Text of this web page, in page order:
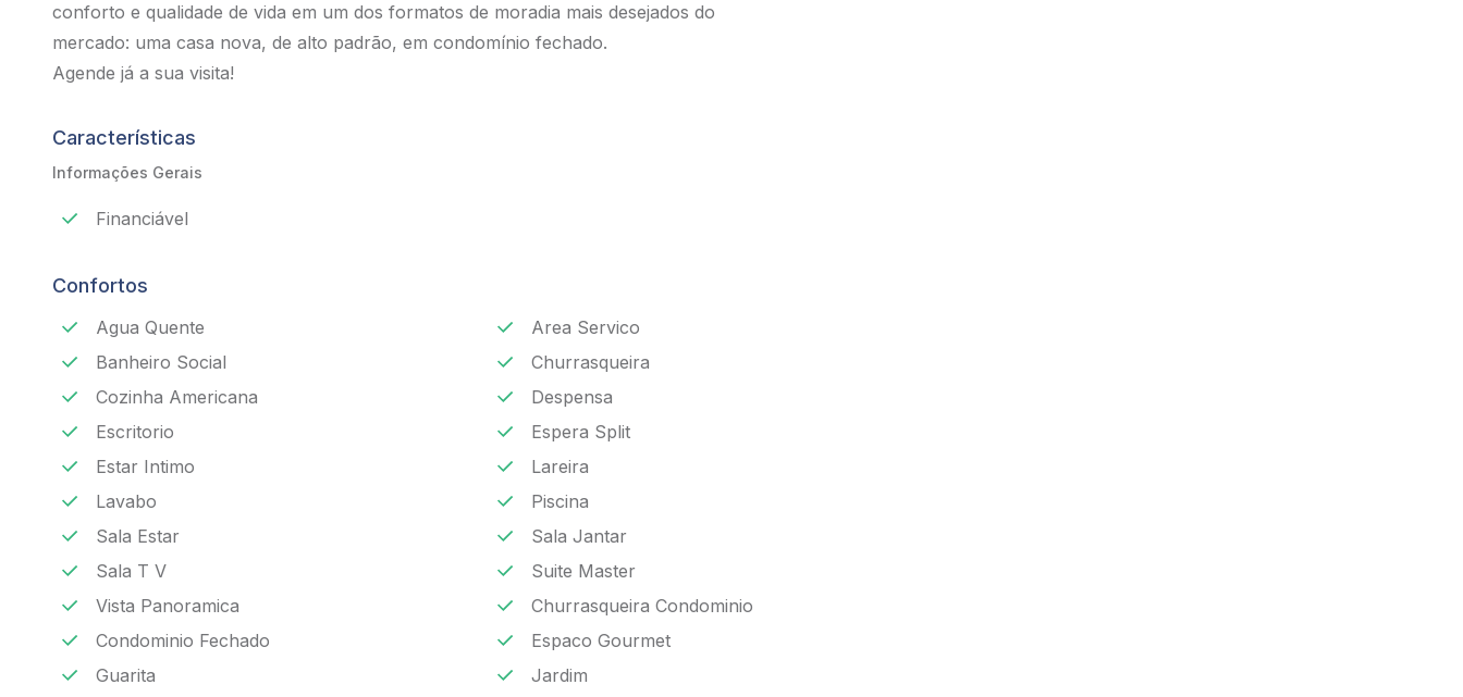
conforto e qualidade de vida em um dos formatos de moradia mais desejados do
mercado: uma casa nova, de alto padrão, em condomínio fechado.
Agende já a sua visita!
Características
Informações Gerais
Financiável
Confortos
Agua Quente
Area Servico
Banheiro Social
Churrasqueira
Cozinha Americana
Despensa
Escritorio
Espera Split
Estar Intimo
Lareira
Lavabo
Piscina
Sala Estar
Sala Jantar
Sala T V
Suite Master
Vista Panoramica
Churrasqueira Condominio
Condominio Fechado
Espaco Gourmet
Guarita
Jardim